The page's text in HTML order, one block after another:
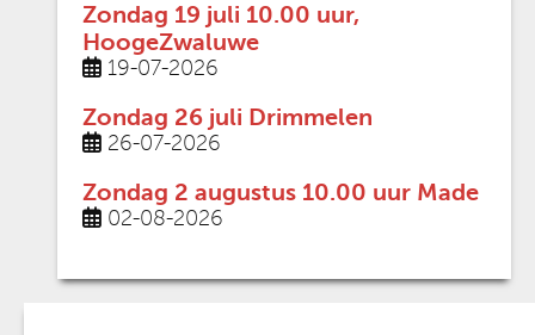
Zondag 19 juli 10.00 uur,
HoogeZwaluwe
19-07-2026
Zondag 26 juli Drimmelen
26-07-2026
Zondag 2 augustus 10.00 uur Made
02-08-2026